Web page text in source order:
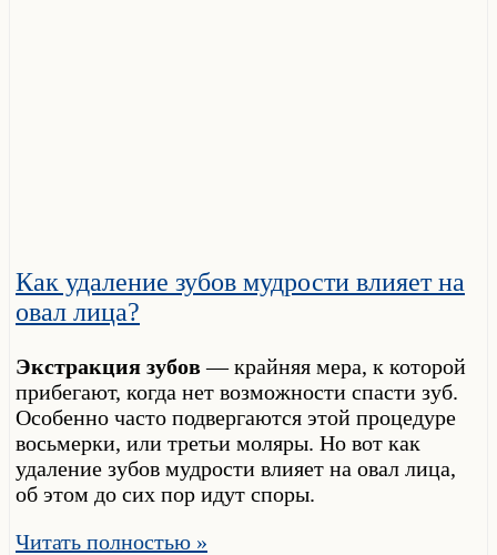
Как удаление зубов мудрости влияет на
овал лица?
Экстракция зубов— крайняя мера, к которой
прибегают, когда нет возможности спасти зуб.
Особенно часто подвергаются этой процедуре
восьмерки, или третьи моляры. Но вот как
удаление зубов мудрости влияет на овал лица,
об этом до сих пор идут споры.
Читать полностью »